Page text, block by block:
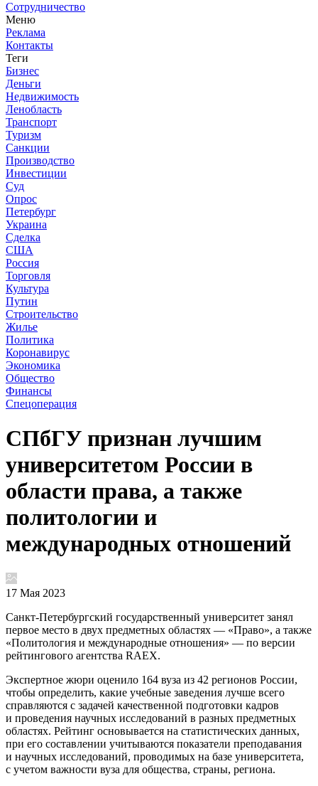
Сотрудничество
Меню
Реклама
Контакты
Теги
Бизнес
Деньги
Недвижимость
Ленобласть
Транспорт
Туризм
Санкции
Производство
Инвестиции
Суд
Опрос
Петербург
Украина
Сделка
США
Россия
Торговля
Культура
Путин
Строительство
Жилье
Политика
Коронавирус
Экономика
Общество
Финансы
Спецоперация
СПбГУ признан лучшим
университетом России в
области права, а также
политологии и
международных отношений
17 Мая 2023
Санкт-Петербургский государственный университет занял
первое место в двух предметных областях — «Право», а также
«Политология и международные отношения» — по версии
рейтингового агентства RAEX.
Экспертное жюри оценило 164 вуза из 42 регионов России,
чтобы определить, какие учебные заведения лучше всего
справляются с задачей качественной подготовки кадров
и проведения научных исследований в разных предметных
областях. Рейтинг основывается на статистических данных,
при его составлении учитываются показатели преподавания
и научных исследований, проводимых на базе университета,
с учетом важности вуза для общества, страны, региона.